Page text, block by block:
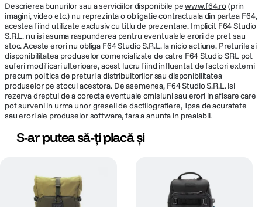
Descrierea bunurilor sau a serviciilor disponibile pewww.f64.ro(prin
imagini, video etc.) nu reprezinta o obligatie contractuala din partea F64,
acestea fiind utilizate exclusiv cu titlu de prezentare. Implicit F64 Studio
S.R.L. nu isi asuma raspunderea pentru eventualele erori de pret sau
stoc. Aceste erori nu obliga F64 Studio S.R.L. la nicio actiune. Preturile si
disponibilitatea produselor comercializate de catre F64 Studio SRL pot
suferi modificari ulterioare, acest lucru fiind influentat de factori externi
precum politica de preturi a distribuitorilor sau disponibilitatea
produselor pe stocul acestora. De asemenea, F64 Studio S.R.L. isi
rezerva dreptul de a corecta eventuale omisiuni sau erori in afisare care
pot surveni in urma unor greseli de dactilografiere, lipsa de acuratete
sau erori ale produselor software, fara a anunta in prealabil.
S-ar putea să-ți placă și